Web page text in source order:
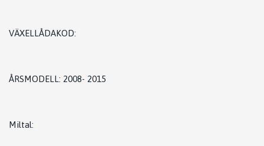
VÄXELLÅDAKOD:
ÅRSMODELL: 2008- 2015
Miltal: